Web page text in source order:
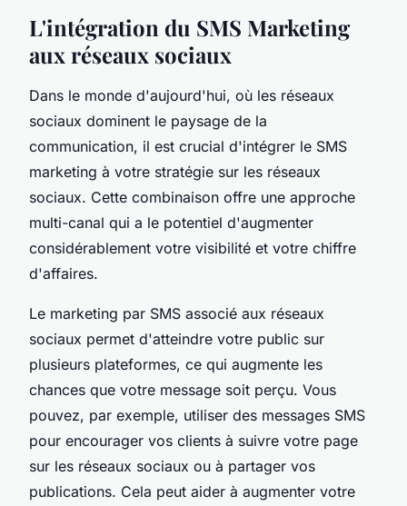
L'intégration du SMS Marketing
aux réseaux sociaux
Dans le monde d'aujourd'hui, où les réseaux
sociaux dominent le paysage de la
communication, il est crucial d'intégrer le SMS
marketing à votre stratégie sur les réseaux
sociaux. Cette combinaison offre une approche
multi-canal qui a le potentiel d'augmenter
considérablement votre visibilité et votre chiffre
d'affaires.
Le marketing par SMS associé aux réseaux
sociaux permet d'atteindre votre public sur
plusieurs plateformes, ce qui augmente les
chances que votre message soit perçu. Vous
pouvez, par exemple, utiliser des messages SMS
pour encourager vos clients à suivre votre page
sur les réseaux sociaux ou à partager vos
publications. Cela peut aider à augmenter votre